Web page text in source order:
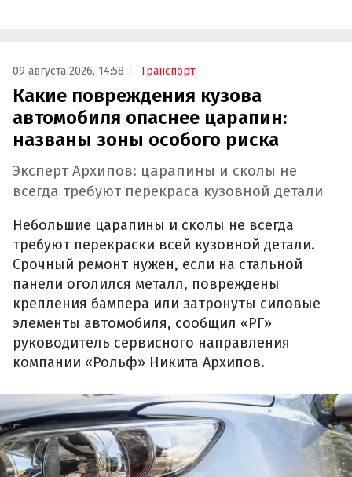
09 августа 2026, 14:58 Транспорт
Какие повреждения кузова
автомобиля опаснее царапин:
названы зоны особого риска
Эксперт Архипов: царапины и сколы не
всегда требуют перекраса кузовной детали
Небольшие царапины и сколы не всегда
требуют перекраски всей кузовной детали.
Срочный ремонт нужен, если на стальной
панели оголился металл, повреждены
крепления бампера или затронуты силовые
элементы автомобиля, сообщил «РГ»
руководитель сервисного направления
компании «Рольф» Никита Архипов.